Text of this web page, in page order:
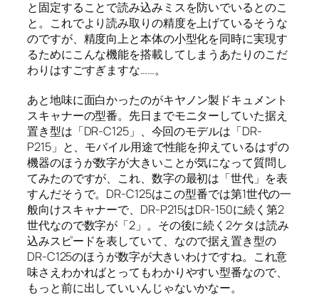
と固定することで読み込みミスを防いでいるとのこ
と。これでより読み取りの精度を上げているそうな
のですが、精度向上と本体の小型化を同時に実現す
るためにこんな機能を搭載してしまうあたりのこだ
わりはすごすぎますな……。
あと地味に面白かったのがキヤノン製ドキュメント
スキャナーの型番。先日までモニターしていた据え
置き型は「DR-C125」、今回のモデルは「DR-
P215」と、モバイル用途で性能を抑えているはずの
機器のほうが数字が大きいことが気になって質問し
てみたのですが、これ、数字の最初は「世代」を表
すんだそうで。DR-C125はこの型番では第1世代の一
般向けスキャナーで、DR-P215はDR-150に続く第2
世代なので数字が「2」。その後に続く2ケタは読み
込みスピードを表していて、なので据え置き型の
DR-C125のほうが数字が大きいわけですね。これ意
味さえわかればとってもわかりやすい型番なので、
もっと前に出していいんじゃないかなー。